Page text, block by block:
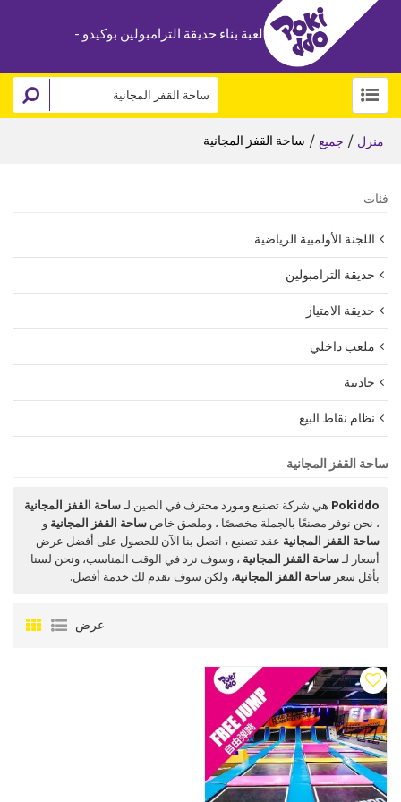
لعبة بناء حديقة الترامبولين بوكيدو -
منزل / جميع / ساحة القفز المجانية
فئات
اللجنة الأولمبية الرياضية
حديقة الترامبولين
حديقة الامتياز
ملعب داخلي
جاذبية
نظام نقاط البيع
ساحة القفز المجانية
Pokiddo هي شركة تصنيع ومورد محترف في الصين لـساحة القفز المجانية
، نحن نوفر مصنعًا بالجملة مخصصًا ، وملصق خاصساحة القفز المجانية و
ساحة القفز المجانية عقد تصنيع ، اتصل بنا الآن للحصول على أفضل عرض
أسعار لـساحة القفز المجانية ، وسوف نرد في الوقت المناسب، ونحن لسنا
بأقل سعرساحة القفز المجانية، ولكن سوف نقدم لك خدمة أفضل.
عرض